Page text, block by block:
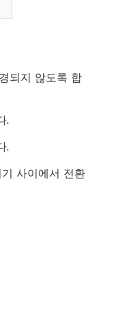
되지 않도록 합
.
.
사이에서 전환